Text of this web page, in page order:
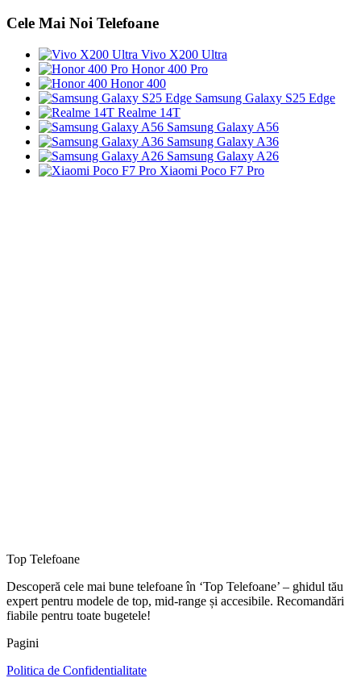
Cele Mai Noi Telefoane
Vivo X200 Ultra
Honor 400 Pro
Honor 400
Samsung Galaxy S25 Edge
Realme 14T
Samsung Galaxy A56
Samsung Galaxy A36
Samsung Galaxy A26
Xiaomi Poco F7 Pro
Top Telefoane
Descoperă cele mai bune telefoane în ‘Top Telefoane’ – ghidul tău
expert pentru modele de top, mid-range și accesibile. Recomandări
fiabile pentru toate bugetele!
Pagini
Politica de Confidentialitate